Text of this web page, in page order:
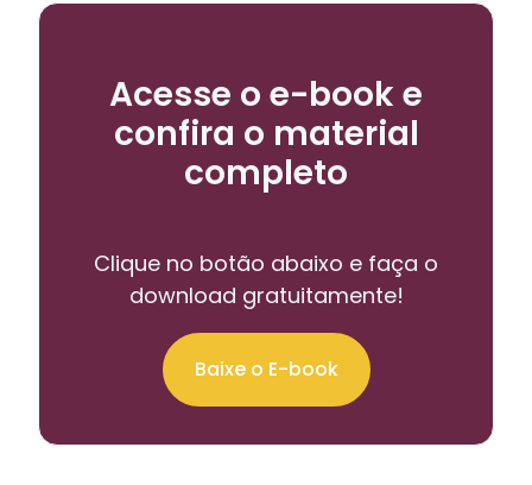
Acesse o e-book e
confira o material
completo
Clique no botão abaixo e faça o
download gratuitamente!
Baixe o E-book